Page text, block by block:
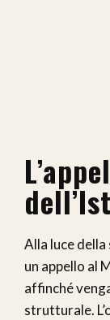
Alla luce
un appello al
affinché
strutturale.